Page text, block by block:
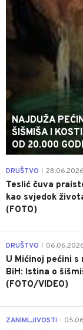
NAJDUŽA
ŠIŠMIŠA I
OD 20.000
DRUŠTVO
Teslić čuva
kao svjedok
(FOTO)
DRUŠTVO
U Mićinoj pećini
BiH: Istina o
(FOTO/VIDEO)
ZANIMLJIVOSTI